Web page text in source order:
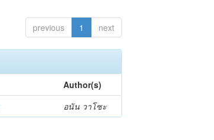
previous 1 next
Author(s)
อนัน วาโซะ